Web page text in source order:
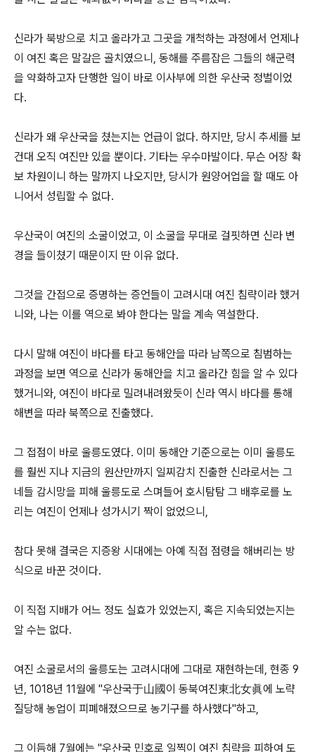
신라가 북방으로 치고 올라가고 그곳을 개척하는 과정에서 언제나
이 여진 혹은 말갈은 골치였으니, 동해를 주름잡은 그들의 해군력
을 약화하고자 단행한 일이 바로 이사부에 의한 우산국 정벌이었
다.
신라가 왜 우산국을 쳤는지는 언급이 없다. 하지만, 당시 추세를 보
건대 오직 여진만 있을 뿐이다. 기타는 우수마발이다. 무슨 어장 확
보 차원이니 하는 말까지 나오지만, 당시가 원양어업을 할 때도 아
니어서 성립할 수 없다.
우산국이 여진의 소굴이었고, 이 소굴을 무대로 걸핏하면 신라 변
경을 들이쳤기 때문이지 딴 이유 없다.
그것을 간접으로 증명하는 증언들이 고려시대 여진 침략이라 했거
니와, 나는 이를 역으로 봐야 한다는 말을 계속 역설한다.
다시 말해 여진이 바다를 타고 동해안을 따라 남쪽으로 침범하는
과정을 보면 역으로 신라가 동해안을 치고 올라간 힘을 알 수 있다
했거니와, 여진이 바다로 밀려내려왔듯이 신라 역시 바다를 통해
해변을 따라 북쪽으로 진출했다.
그 접점이 바로 울릉도였다. 이미 동해안 기준으로는 이미 울릉도
를 훨씬 지나 지금의 원산만까지 일찌감치 진출한 신라로서는 그
네들 감시망을 피해 울릉도로 스며들어 호시탐탐 그 배후로를 노
리는 여진이 언제나 성가시기 짝이 없었으니,
참다 못해 결국은 지증왕 시대에는 아예 직접 점령을 해버리는 방
식으로 바꾼 것이다.
이 직접 지배가 어느 정도 실효가 있었는지, 혹은 지속되었는지는
알 수는 없다.
여진 소굴로서의 울릉도는 고려시대에 그대로 재현하는데, 현종 9
년, 1018년 11월에 "우산국于山國이 동북여진東北女眞에 노략
질당해 농업이 피폐해졌으므로 농기구를 하사했다"하고,
그 이듬해 7월에는 "우산국 민호로 일찍이 여진 침략을 피하여 도